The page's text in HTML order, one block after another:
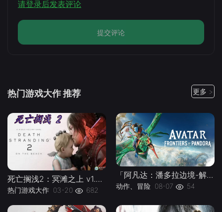
请登录后发表评论
提交评论
热门游戏大作 推荐 更多 >
死亡搁浅2：冥滩之上 v1.0.46.0--游戏本体-绿色免安装-解压即玩~
热门游戏大作 03-20 682
「阿凡达：潘多拉边境-解压即玩版 Build.22429549」中文|手柄|容量147G -下载-游戏本体-绿色免安装-解压即玩~
动作、冒险 08-07 54